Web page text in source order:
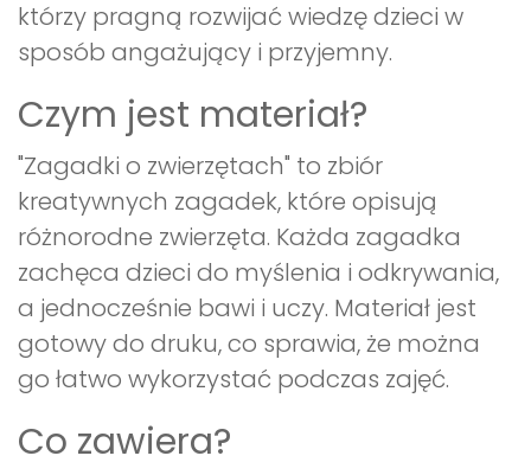
którzy pragną rozwijać wiedzę dzieci w
sposób angażujący i przyjemny.
Czym jest materiał?
"Zagadki o zwierzętach" to zbiór
kreatywnych zagadek, które opisują
różnorodne zwierzęta. Każda zagadka
zachęca dzieci do myślenia i odkrywania,
a jednocześnie bawi i uczy. Materiał jest
gotowy do druku, co sprawia, że można
go łatwo wykorzystać podczas zajęć.
Co zawiera?